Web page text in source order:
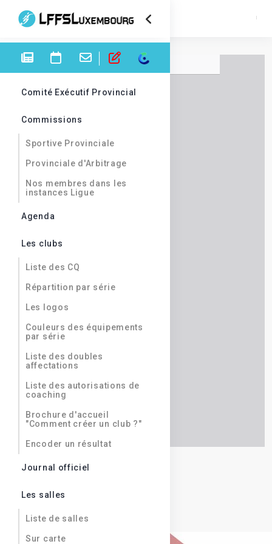
Comité Exécutif Provincial
Commissions
Sportive Provinciale
Provinciale d'Arbitrage
Nos membres dans les
instances Ligue
Agenda
Les clubs
Liste des CQ
Répartition par série
Les logos
Couleurs des équipements
par série
Liste des doubles
affectations
Liste des autorisations de
coaching
Brochure d'accueil
"Comment créer un club ?"
Encoder un résultat
Journal officiel
Les salles
Liste de salles
Sur carte